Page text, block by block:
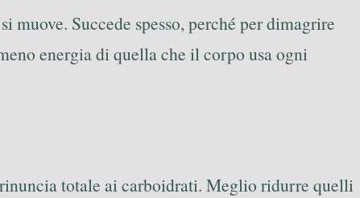
Succede spesso, perché per dimagrire
energia di quella che il corpo usa ogni
totale ai carboidrati. Meglio ridurre quelli